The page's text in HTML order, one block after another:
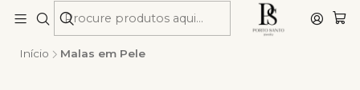
Início Malas em Pele